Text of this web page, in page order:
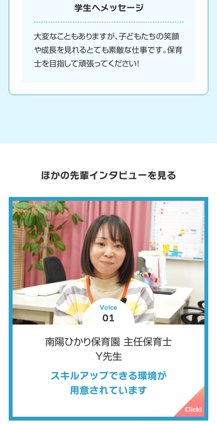
学生へメッセージ
大変なこともありますが、子どもたちの笑顔
や成長を見れるとても素敵な仕事です。保育
士を目指して頑張ってください！
ほかの先輩インタビューを見る
Voice
01
南陽ひかり保育園 主任保育士
Y先生
スキルアップできる環境が
用意されています